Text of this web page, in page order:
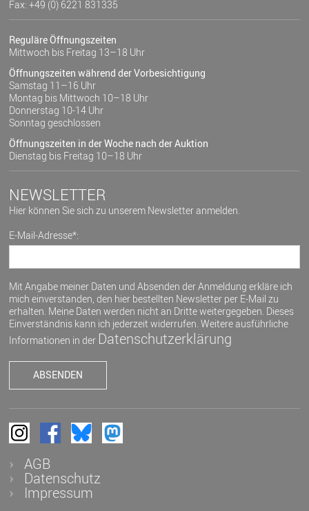
Fax: +49 (0) 6221 831335
Reguläre Öffnungszeiten
Mittwoch bis Freitag 13–18 Uhr
Öffnungszeiten während der Vorbesichtigung
Samstag 11–16 Uhr
Montag bis Mittwoch 10–18 Uhr
Donnerstag 10-14 Uhr
Sonntag geschlossen
Öffnungszeiten in der Woche nach der Auktion
Dienstag bis Freitag 10–18 Uhr
NEWSLETTER
Hier können Sie sich zu unserem Newsletter anmelden.
E-Mail-Adresse*:
Mit Angabe meiner Daten und Absenden der Anmeldung erkläre ich
mich einverstanden, den hier bestellten Newsletter per E-Mail zu
erhalten. Meine Daten werden nicht an Dritte weitergegeben. Dieses
Einverständnis kann ich jederzeit widerrufen. Weitere ausführliche
Informationen in der Datenschutzerklärung
AGB
Datenschutz
Impressum